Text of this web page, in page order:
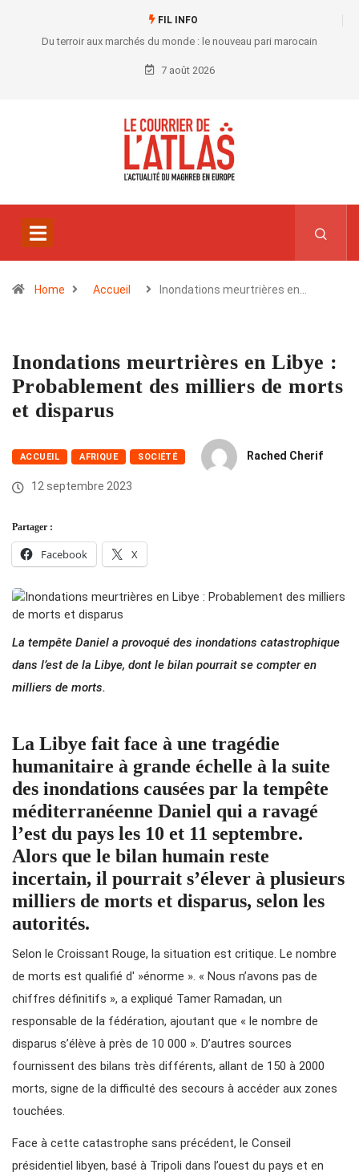
FIL INFO
Du terroir aux marchés du monde : le nouveau pari marocain
7 août 2026
Home Accueil Inondations meurtrières en…
Inondations meurtrières en Libye :
Probablement des milliers de morts
et disparus
ACCUEIL AFRIQUE SOCIÉTÉ Rached Cherif
12 septembre 2023
Partager :
Facebook X
La tempête Daniel a provoqué des inondations catastrophique
dans l’est de la Libye, dont le bilan pourrait se compter en
milliers de morts.
La Libye fait face à une tragédie
humanitaire à grande échelle à la suite
des inondations causées par la tempête
méditerranéenne Daniel qui a ravagé
l’est du pays les 10 et 11 septembre.
Alors que le bilan humain reste
incertain, il pourrait s’élever à plusieurs
milliers de morts et disparus, selon les
autorités.
Selon le Croissant Rouge, la situation est critique. Le nombre
de morts est qualifié d' »énorme ». « Nous n’avons pas de
chiffres définitifs », a expliqué Tamer Ramadan, un
responsable de la fédération, ajoutant que « le nombre de
disparus s’élève à près de 10 000 ». D’autres sources
fournissent des bilans très différents, allant de 150 à 2000
morts, signe de la difficulté des secours à accéder aux zones
touchées.
Face à cette catastrophe sans précédent, le Conseil
présidentiel libyen, basé à Tripoli dans l’ouest du pays et en